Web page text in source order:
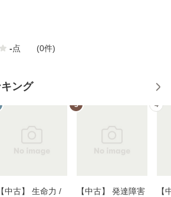
-点 (0件)
ング
【中古】 生命力 /
3
【中古】 発達障害
4
【